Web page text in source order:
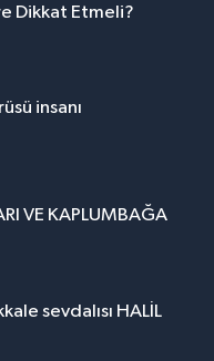
Dikkat Etmeli?
insanı
VE KAPLUMBAĞA
sevdalısı HALİL